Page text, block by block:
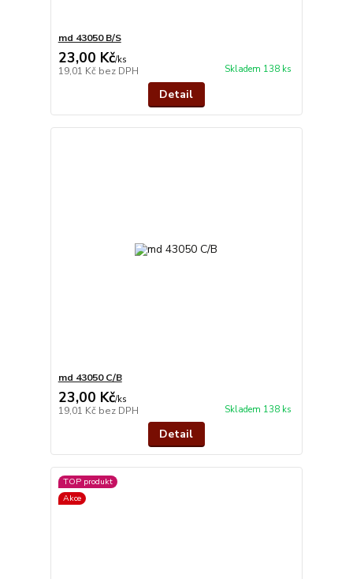
md 43050 B/S
23,00 Kč/ks
19,01 Kč bez DPH Skladem 138 ks
Detail
md 43050 C/B
23,00 Kč/ks
19,01 Kč bez DPH Skladem 138 ks
Detail
TOP produkt
Akce